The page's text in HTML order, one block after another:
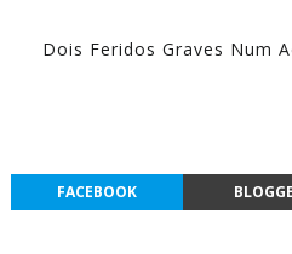
Dois Feridos Graves Num
FACEBOOK